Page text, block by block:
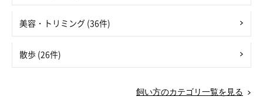
美容・トリミング (36件)
散歩 (26件)
飼い方のカテゴリ一覧を見る